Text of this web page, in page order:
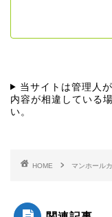
当サイトは管理人
内容が相違している
い。
HOME マンホール